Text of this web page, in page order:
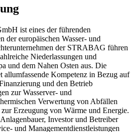
ist eines der führenden
der europäischen Wasser- und
der STRABAG führen
Niederlassungen und
und dem Nahen Osten aus. Die
allumfassende Kompetenz in Bezug auf
und den Betrieb
zur Wasserver- und
Verwertung von Abfällen
Erzeugung von Wärme und Energie.
Investor und Betreiber
und Managementdienstleistungen